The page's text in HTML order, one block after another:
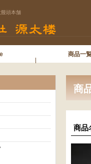
頭本舗
商
商品一